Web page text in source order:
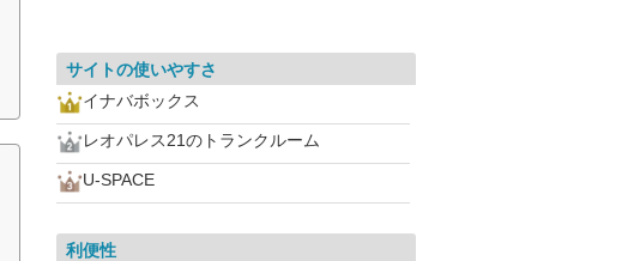
サイトの使いやすさ
イナバボックス
レオパレス21のトランクルーム
U-SPACE
利便性